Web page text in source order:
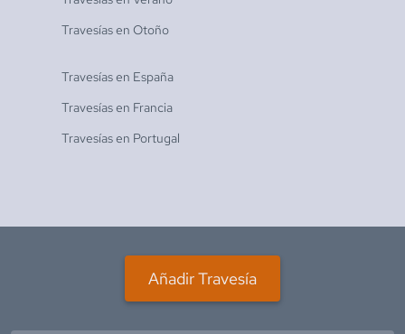
Travesías en Otoño
Travesías en España
Travesías en Francia
Travesías en Portugal
Añadir Travesía